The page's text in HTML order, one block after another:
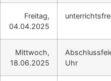
Freitag,
04.04.2025
Mittwoch,
18.06.2025
Uhr